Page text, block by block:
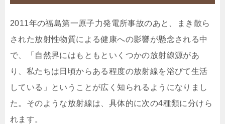
2011年の福島第一原子力発電所事故のあと、まき散ら
された放射性物質による健康への影響が懸念される中
で、「自然界にはもともといくつかの放射線源があ
り、私たちは日頃からある程度の放射線を浴びて生活
している」ということが広く知られるようになりまし
た。そのような放射線は、具体的に次の4種類に分けら
れます。